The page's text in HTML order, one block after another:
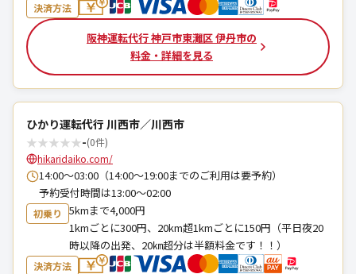
決済方法
阪神運転代行 神戸市東灘区 伊丹市の
料金・詳細を見る
ひかり運転代行 川西市／川西市
★★★★★-(0件)
hikaridaiko.com/
14:00〜03:00（14:00～19:00までのご利用は要予約）
予約受付時間は13:00～02:00
初乗り
5kmまで4,000円
1kmごとに300円、20km超1kmごとに150円（平日夜20
時以降の出発、20㎞超分は半額料金です！！）
決済方法